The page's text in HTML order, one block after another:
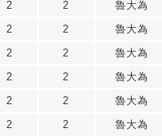
2 2 魯大為
2 2 魯大為
2 2 魯大為
2 2 魯大為
2 2 魯大為
2 2 魯大為